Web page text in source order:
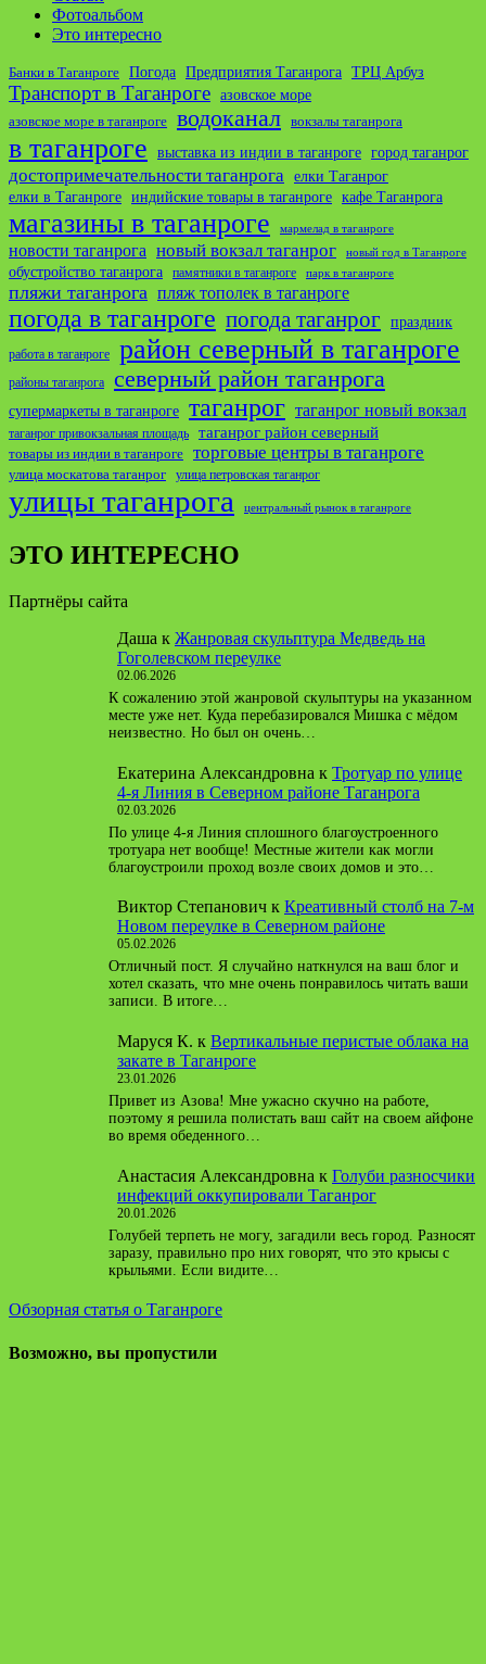
Фотоальбом
Это интересно
Банки в Таганроге Погода Предприятия Таганрога ТРЦ Арбуз
Транспорт в Таганроге азовское море
азовское море в таганроге водоканал вокзалы таганрога
в таганроге выставка из индии в таганроге город таганрог
достопримечательности таганрога елки Таганрог
елки в Таганроге индийские товары в таганроге кафе Таганрога
магазины в таганроге мармелад в таганроге
новости таганрога новый вокзал таганрог новый год в Таганроге
обустройство таганрога памятники в таганроге парк в таганроге
пляжи таганрога пляж тополек в таганроге
погода в таганроге погода таганрог праздник
работа в таганроге район северный в таганроге
районы таганрога северный район таганрога
супермаркеты в таганроге таганрог таганрог новый вокзал
таганрог привокзальная площадь таганрог район северный
товары из индии в таганроге торговые центры в таганроге
улица москатова таганрог улица петровская таганрог
улицы таганрога центральный рынок в таганроге
ЭТО ИНТЕРЕСНО
Партнёры сайта
Даша к Жанровая скульптура Медведь на
Гоголевском переулке
02.06.2026
К сожалению этой жанровой скульптуры на указанном
месте уже нет. Куда перебазировался Мишка с мёдом
неизвестно. Но был он очень…
Екатерина Александровна к Тротуар по улице
4-я Линия в Северном районе Таганрога
02.03.2026
По улице 4-я Линия сплошного благоустроенного
тротуара нет вообще! Местные жители как могли
благоустроили проход возле своих домов и это…
Виктор Степанович к Креативный столб на 7-м
Новом переулке в Северном районе
05.02.2026
Отличный пост. Я случайно наткнулся на ваш блог и
хотел сказать, что мне очень понравилось читать ваши
записи. В итоге…
Маруся К. к Вертикальные перистые облака на
закате в Таганроге
23.01.2026
Привет из Азова! Мне ужасно скучно на работе,
поэтому я решила полистать ваш сайт на своем айфоне
во время обеденного…
Анастасия Александровна к Голуби разносчики
инфекций оккупировали Таганрог
20.01.2026
Голубей терпеть не могу, загадили весь город. Разносят
заразу, правильно про них говорят, что это крысы с
крыльями. Если видите…
Обзорная статья о Таганроге
Возможно, вы пропустили